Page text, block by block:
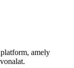
amely